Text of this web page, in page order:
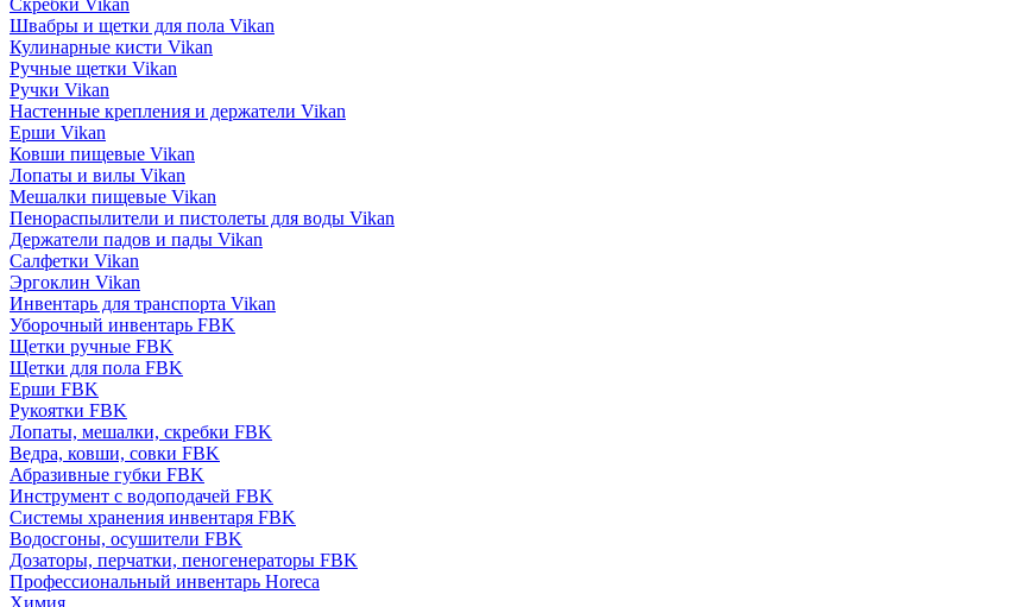
Скребки Vikan
Швабры и щетки для пола Vikan
Кулинарные кисти Vikan
Ручные щетки Vikan
Ручки Vikan
Настенные крепления и держатели Vikan
Ерши Vikan
Ковши пищевые Vikan
Лопаты и вилы Vikan
Мешалки пищевые Vikan
Пенораспылители и пистолеты для воды Vikan
Держатели падов и пады Vikan
Салфетки Vikan
Эргоклин Vikan
Инвентарь для транспорта Vikan
Уборочный инвентарь FBK
Щетки ручные FBK
Щетки для пола FBK
Ерши FBK
Рукоятки FBK
Лопаты, мешалки, скребки FBK
Ведра, ковши, совки FBK
Абразивные губки FBK
Инструмент с водоподачей FBK
Системы хранения инвентаря FBK
Водосгоны, осушители FBK
Дозаторы, перчатки, пеногенераторы FBK
Профессиональный инвентарь Horeca
Химия